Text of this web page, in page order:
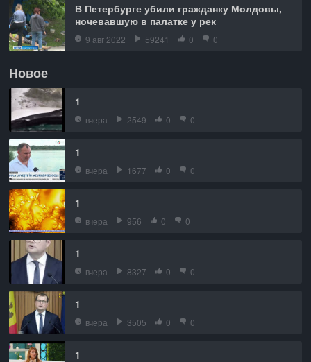
В Петербурге убили гражданку Молдовы,
ночевавшую в палатке у рек
9 авг 2022 59241 0 0
Новое
1
вчера 2549 0 0
1
вчера 1677 0 0
1
вчера 956 0 0
1
вчера 8327 0 0
1
вчера 3505 0 0
1